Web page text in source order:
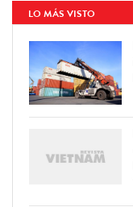
LO MÁS VISTO